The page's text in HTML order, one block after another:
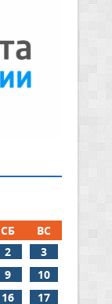
СБ
ВС
2
3
9
10
16 17